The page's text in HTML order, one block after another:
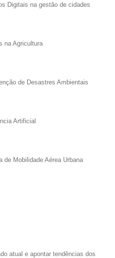
Digitais na gestão de cidades
na Agricultura
de Desastres Ambientais
Artificial
Mobilidade Aérea Urbana
atual e apontar tendências dos